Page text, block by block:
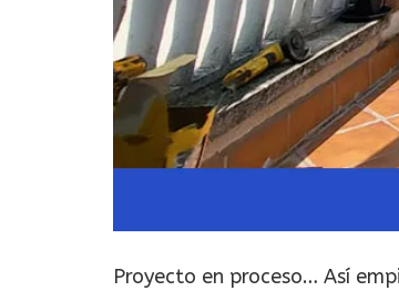
Proyecto en proceso… Así